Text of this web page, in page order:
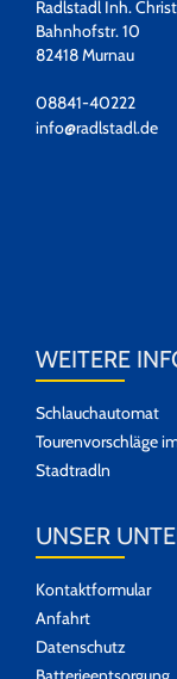
Radlstadl Inh.
Bahnhofstr. 10
82418 Murnau
08841-40222
info@radlstadl.de
WEITERE
Schlauchautomat
Tourenvorschläge
Stadtradln
UNSER
Kontaktformular
Anfahrt
Datenschutz